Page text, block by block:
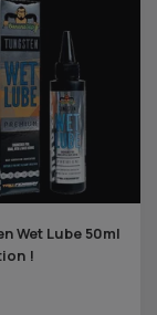
Wet Lube 50ml
!